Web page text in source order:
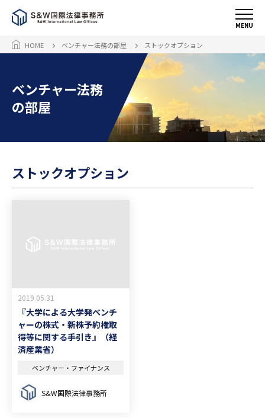
MENU
HOME ベンチャー法務の部屋 ストックオプション
ベンチャー法務
の部屋
ストックオプション
2019.05.31
『大学による大学発ベンチ
ャーの株式・新株予約権取
得等に関する手引き』（経
済産業省）
ベンチャー・ファイナンス
S&W国際法律事務所